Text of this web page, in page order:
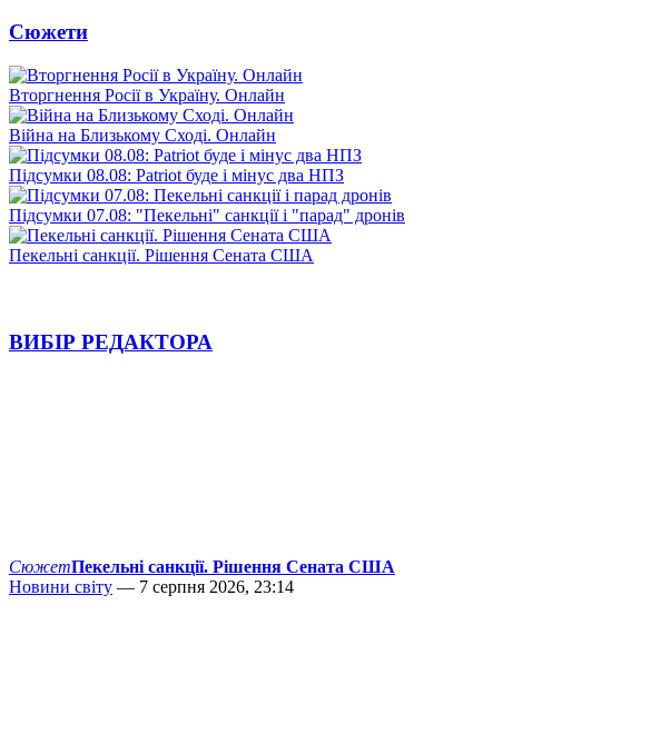
Сюжети
Вторгнення Росії в Україну. Онлайн
Війна на Близькому Сході. Онлайн
Підсумки 08.08: Patriot буде і мінус два НПЗ
Підсумки 07.08: "Пекельні" санкції і "парад" дронів
Пекельні санкції. Рішення Сената США
ВИБІР РЕДАКТОРА
СюжетПекельні санкції. Рішення Сената США
Новини світу — 7 серпня 2026, 23:14